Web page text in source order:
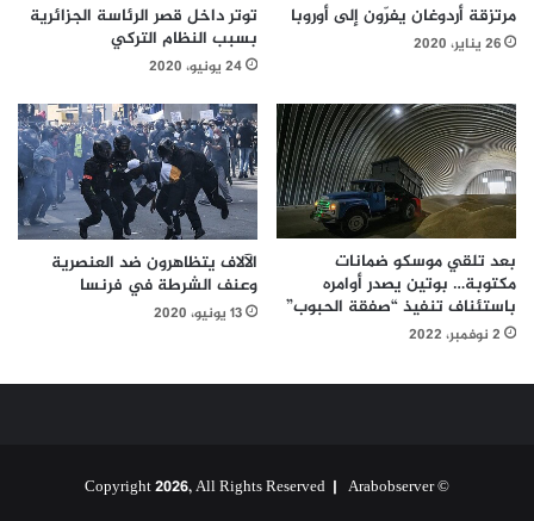
مرتزقة أردوغان يفرّون إلى أوروبا
26 يناير، 2020
توتر داخل قصر الرئاسة الجزائرية
بسبب النظام التركي
24 يونيو، 2020
بعد تلقي موسكو ضمانات
مكتوبة… بوتين يصدر أوامره
باستئناف تنفيذ “صفقة الحبوب”
2 نوفمبر، 2022
الآلاف يتظاهرون ضد العنصرية
وعنف الشرطة في فرنسا
13 يونيو، 2020
© Copyright 2026, All Rights Reserved |
Arabobserver